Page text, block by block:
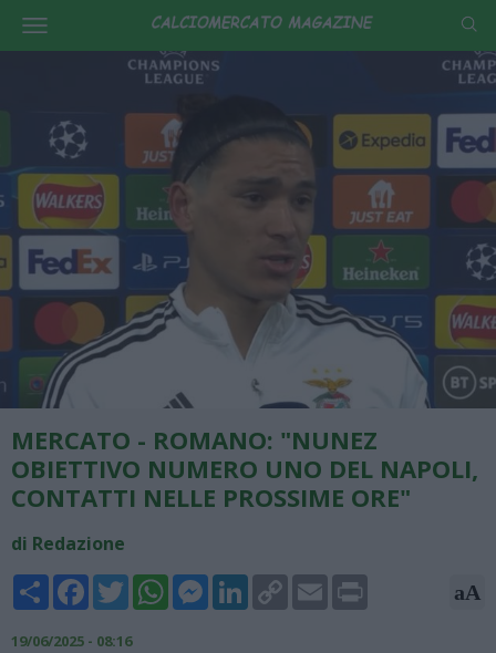
MERCATO - ROMANO: "NUNEZ
OBIETTIVO NUMERO UNO DEL NAPOLI,
CONTATTI NELLE PROSSIME ORE"
di Redazione
Share FacebookTwitterWhatsAppMessengerLinkedInCopy
Link
Email aA
19/06/2025 - 08:16